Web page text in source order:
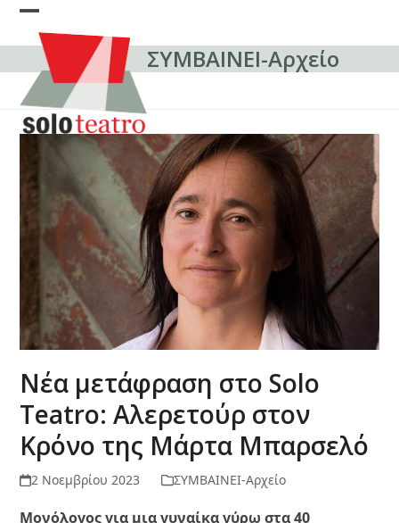
Skip
content
Open
mobile
menu
Close
mobile
menu
ΣΥΜΒΑΙΝΕΙ-Αρχείο
Νέα μετάφραση στο Solo
Teatro: Αλερετούρ στον
Κρόνο της Μάρτα Μπαρσελό
2 Νοεμβρίου 2023 ΣΥΜΒΑΙΝΕΙ-Αρχείο
Μονόλογος για μια γυναίκα γύρω στα 40